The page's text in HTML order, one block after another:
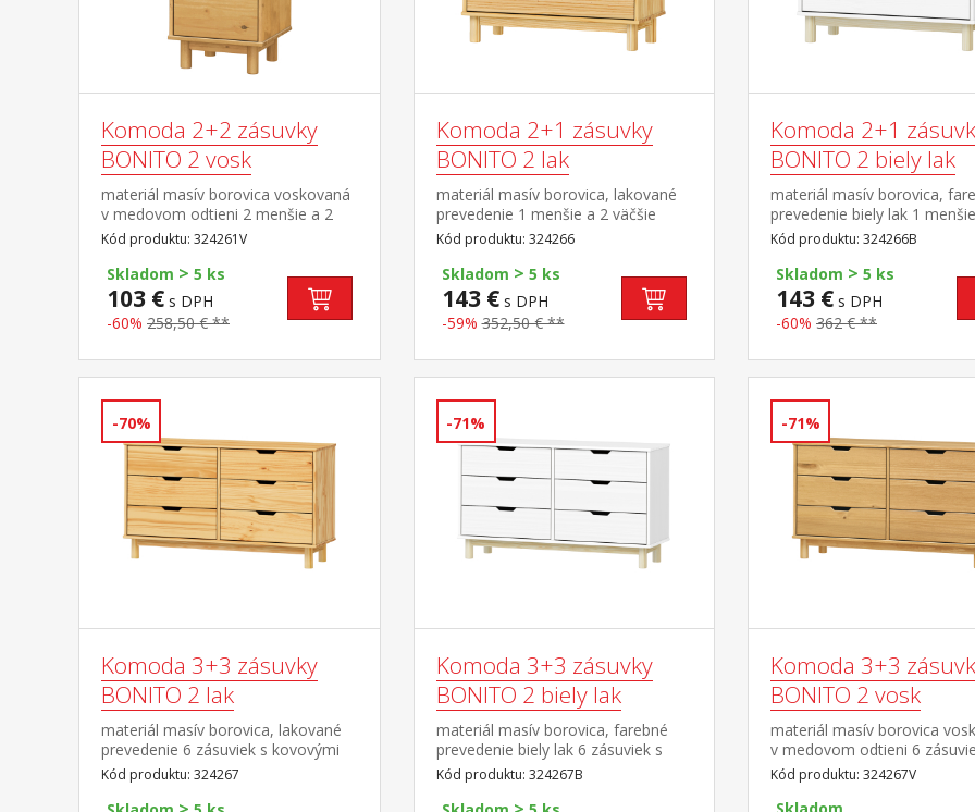
Komoda 2+2 zásuvky
BONITO 2 vosk
materiál masív borovica voskovaná
v medovom odtieni 2 menšie a 2
väčšie zásuvky s kovovými
pojazdmi
Kód produktu: 324261V
Skladom > 5 ks
103 € s DPH
-60% 258,50 € **
Komoda 2+1 zásuvky
BONITO 2 lak
materiál masív borovica, lakované
prevedenie 1 menšie a 2 väčšie
zásuvky s kovovými pojazdmi
Kód produktu: 324266
Skladom > 5 ks
143 €s DPH
-59% 352,50 € **
Komoda 2+1
BONITO 2 biely lak
materiál masív borovica,
prevedenie biely lak 1
väčšie zásuvky s kovovými
pojazdmi
Kód produktu: 324266B
Skladom > 5 ks
143 € s DPH
-60% 362 € **
-70%
Komoda 3+3 zásuvky
BONITO 2 lak
materiál masív borovica, lakované
prevedenie 6 zásuviek s kovovými
pojazdmi
Kód produktu: 324267
-71%
Komoda 3+3 zásuvky
BONITO 2 biely lak
materiál masív borovica, farebné
prevedenie biely lak 6 zásuviek s
kovovými pojazdmi
Kód produktu: 324267B
-71%
Komoda 3+3
BONITO 2 vosk
materiál masív borovica
v medovom odtieni 6
kovovými pojazdmi
Kód produktu: 324267V